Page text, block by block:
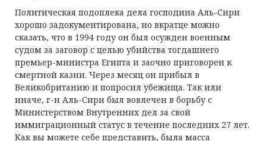
Политическая подоплека дела господина Аль-Сири
хорошо задокументирована, но вкратце можно
сказать, что в 1994 году он был осужден военным
судом за заговор с целью убийства тогдашнего
премьер-министра Египта и заочно приговорен к
смертной казни. Через месяц он прибыл в
Великобританию и попросил убежища. Так или
иначе, г-н Аль-Сири был вовлечен в борьбу с
Министерством Внутренних дел за свой
иммиграционный статус в течение последних 27 лет.
Как вы можете себе представить, была масса